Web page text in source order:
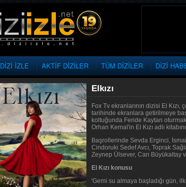
DİZİ İZLE AKTİF DİZİLER TÜM DİZİLER DİZİ
Elkızı
Fox Tv ekranlarının dizisi El
tarihinde ekranlara getirilmeye
koltuğunda Feride Kaytan
Orhan Kemal'in El Kızı adlı
Başrollerinde Sevda Erginci,
Cindoruki Sedef Avcı, Toprak
Zeynep Ülsever, Can Büyükaltay
El Kızı konusu
'Gemi su almaya başladığı gün, ilk